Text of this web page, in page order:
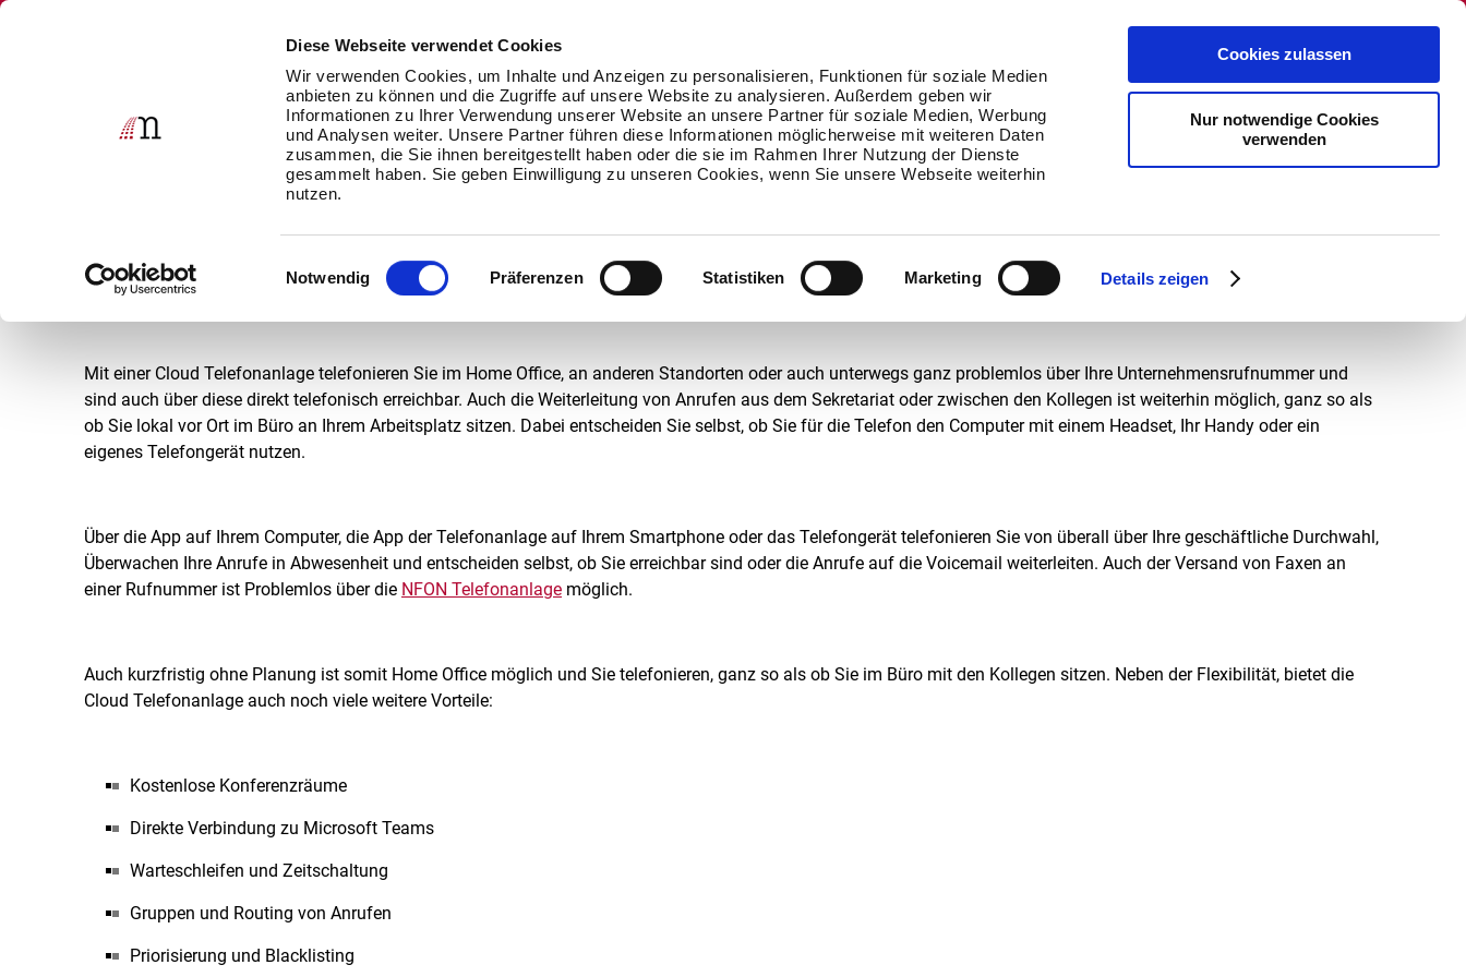
Diese Webseite verwendet Cookies
Wir verwenden Cookies, um Inhalte und Anzeigen zu personalisieren, Funktionen für soziale Medien
anbieten zu können und die Zugriffe auf unsere Website zu analysieren. Außerdem geben wir
Informationen zu Ihrer Verwendung unserer Website an unsere Partner für soziale Medien, Werbung
und Analysen weiter. Unsere Partner führen diese Informationen möglicherweise mit weiteren Daten
zusammen, die Sie ihnen bereitgestellt haben oder die sie im Rahmen Ihrer Nutzung der Dienste
gesammelt haben. Sie geben Einwilligung zu unseren Cookies, wenn Sie unsere Webseite weiterhin
nutzen.
Einwilligungsauswahl
Notwendig
Präferenzen Statistiken Marketing Details zeigen
Cookies zulassen
Nur notwendige Cookies
verwenden
CLOUD HOSTING IT LÖSUNGEN ENTWICKLUNG BERATUNG
Content Management Systeme
Telefonieren auch im Home Office über die geschäftliche Rufnummer -
Unternehmensweit
Beim Wechsel ins Home Office oder an einen anderen Standort, möchten Sie trotzdem weiterhin über Ihre geschäftliche Rufnummer und die dazugehörige direkte
Durchwahl erreichbar sein. Oft wird aufgrund lokaler Telefonanalagen dabei auf die private Handynummer des Mitarbeiters zurück gegriffen. Eigentlich sollte die private
Handynummer jedoch im Kunden- und Lieferantenkreis nicht bekannt sein. Damit ist jetzt Schluss!
Mit einer Cloud Telefonanlage telefonieren Sie im Home Office, an anderen Standorten oder auch unterwegs ganz problemlos über Ihre Unternehmensrufnummer und
sind auch über diese direkt telefonisch erreichbar. Auch die Weiterleitung von Anrufen aus dem Sekretariat oder zwischen den Kollegen ist weiterhin möglich, ganz so als
ob Sie lokal vor Ort im Büro an Ihrem Arbeitsplatz sitzen. Dabei entscheiden Sie selbst, ob Sie für die Telefon den Computer mit einem Headset, Ihr Handy oder ein
eigenes Telefongerät nutzen.
Über die App auf Ihrem Computer, die App der Telefonanlage auf Ihrem Smartphone oder das Telefongerät telefonieren Sie von überall über Ihre geschäftliche Durchwahl,
Überwachen Ihre Anrufe in Abwesenheit und entscheiden selbst, ob Sie erreichbar sind oder die Anrufe auf die Voicemail weiterleiten. Auch der Versand von Faxen an
einer Rufnummer ist Problemlos über die NFON Telefonanlage möglich.
Auch kurzfristig ohne Planung ist somit Home Office möglich und Sie telefonieren, ganz so als ob Sie im Büro mit den Kollegen sitzen. Neben der Flexibilität, bietet die
Cloud Telefonanlage auch noch viele weitere Vorteile:
Kostenlose Konferenzräume
Direkte Verbindung zu Microsoft Teams
Warteschleifen und Zeitschaltung
Gruppen und Routing von Anrufen
Priorisierung und Blacklisting